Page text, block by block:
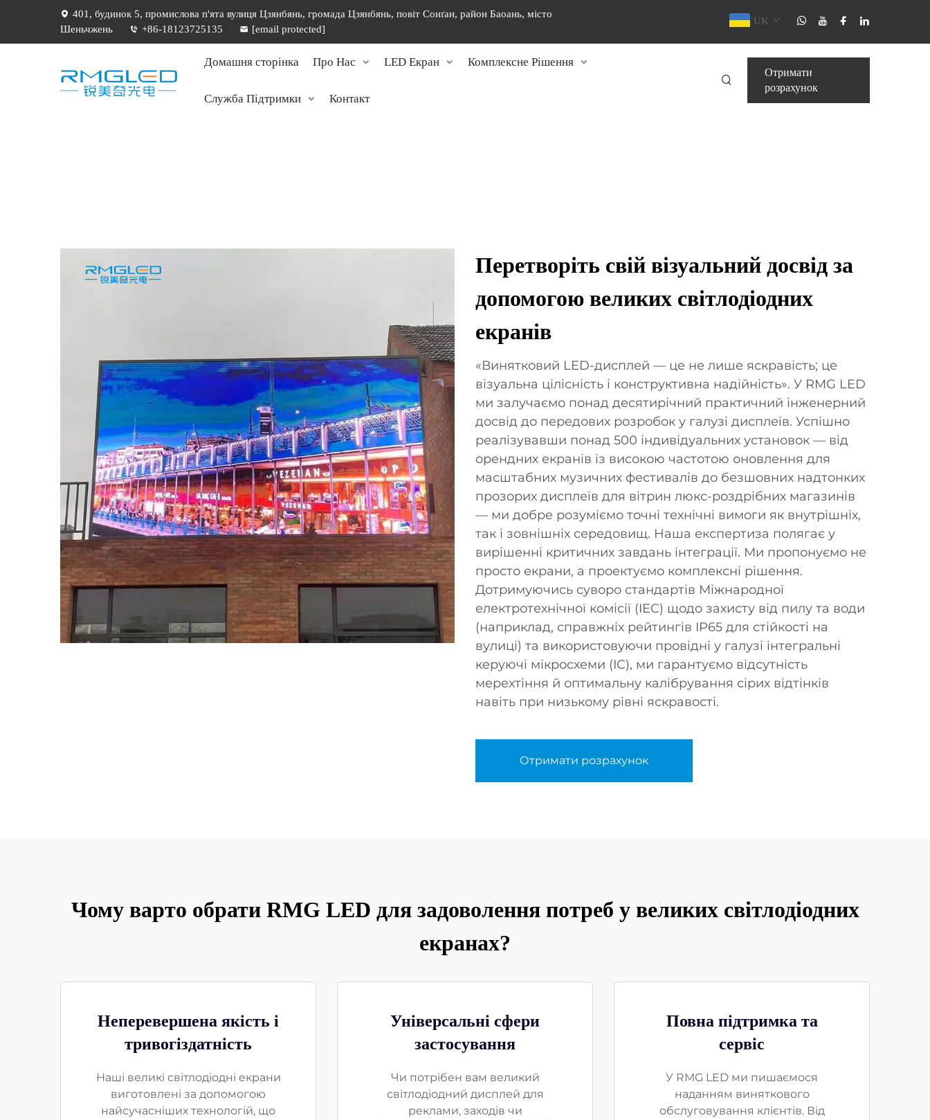
401, будинок 5, промислова п'ята вулиця Цзянбянь, громада Цзянбянь, повіт Сонґан, район Баоань, місто
Шеньчжень
+86-18123725135 [email protected]
UK
Домашня сторінка Про Нас LED Екран Комплексне Рішення
Служба Підтримки Контакт
Отримати
розрахунок
Перетворіть свій візуальний досвід за
допомогою великих світлодіодних
екранів
«Винятковий LED-дисплей — це не лише яскравість; це
візуальна цілісність і конструктивна надійність». У RMG LED
ми залучаємо понад десятирічний практичний інженерний
досвід до передових розробок у галузі дисплеїв. Успішно
реалізувавши понад 500 індивідуальних установок — від
орендних екранів із високою частотою оновлення для
масштабних музичних фестивалів до безшовних надтонких
прозорих дисплеїв для вітрин люкс-роздрібних магазинів
— ми добре розуміємо точні технічні вимоги як внутрішніх,
так і зовнішніх середовищ. Наша експертиза полягає у
вирішенні критичних завдань інтеграції. Ми пропонуємо не
просто екрани, а проектуємо комплексні рішення.
Дотримуючись суворо стандартів Міжнародної
електротехнічної комісії (IEC) щодо захисту від пилу та води
(наприклад, справжніх рейтингів IP65 для стійкості на
вулиці) та використовуючи провідні у галузі інтегральні
керуючі мікросхеми (IC), ми гарантуємо відсутність
мерехтіння й оптимальну калібрування сірих відтінків
навіть при низькому рівні яскравості.
Отримати розрахунок
Чому варто обрати RMG LED для задоволення потреб у великих світлодіодних
екранах?
Неперевершена якість і
тривогіздатність
Наші великі світлодіодні екрани
виготовлені за допомогою
найсучасніших технологій, що
Універсальні сфери
застосування
Чи потрібен вам великий
світлодіодний дисплей для
реклами, заходів чи
Повна підтримка та
сервіс
У RMG LED ми пишаємося
наданням виняткового
обслуговування клієнтів. Від